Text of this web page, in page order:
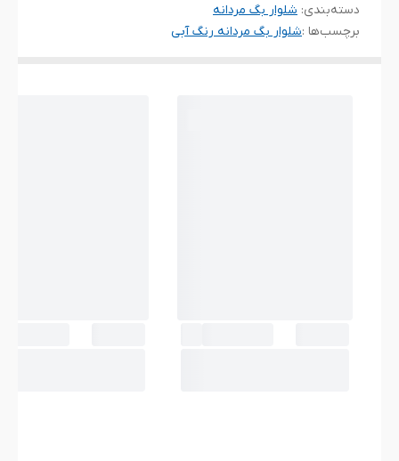
دسته‌بندی: شلوار بگ مردانه
برچسب‌ها :شلوار بگ مردانه رنگ آبی